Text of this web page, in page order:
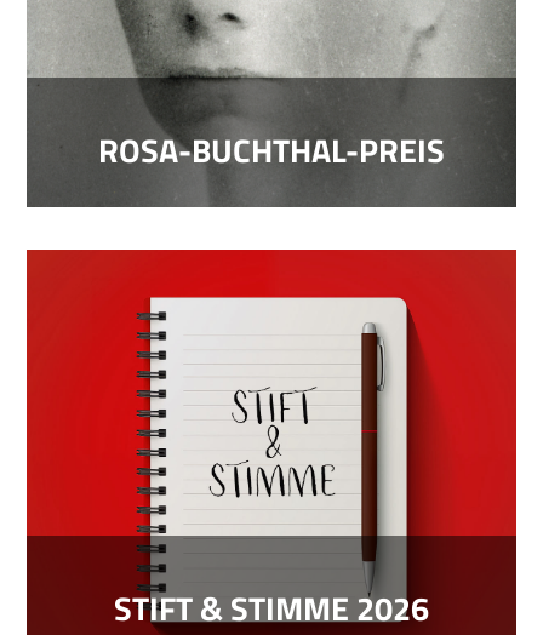
ROSA-BUCHTHAL-PREIS
STIFT & STIMME 2026